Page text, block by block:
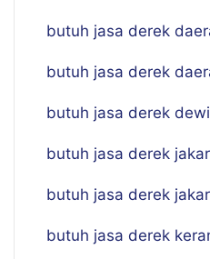
butuh jasa derek
butuh jasa derek
butuh jasa derek
butuh jasa derek
butuh jasa derek
butuh jasa derek